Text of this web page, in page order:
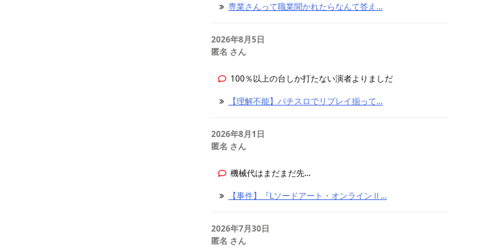
専業さんって職業聞かれたらなんて答え...
2026年8月5日
匿名 さん
100％以上の台しか打たない演者よりましだ
【理解不能】パチスロでリプレイ揃って...
2026年8月1日
匿名 さん
機械代はまだまだ先...
【事件】『Lソードアート・オンラインⅡ...
2026年7月30日
匿名 さん